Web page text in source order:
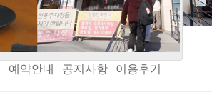
메뉴소개 음식정보
메뉴갤러리
예약안내 공지사항 이용후기